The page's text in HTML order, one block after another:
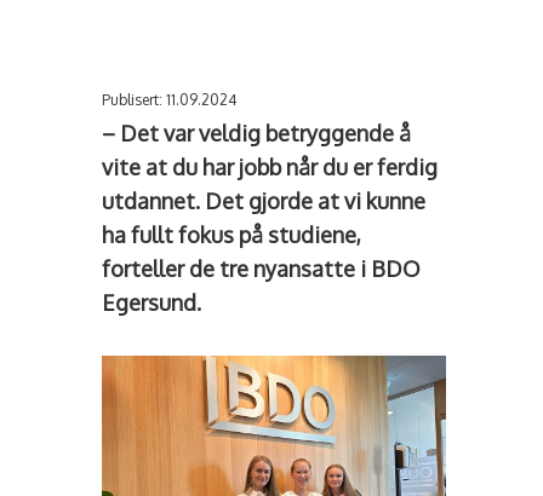
Publisert: 11.09.2024
– Det var veldig betryggende å
vite at du har jobb når du er ferdig
utdannet. Det gjorde at vi kunne
ha fullt fokus på studiene,
forteller de tre nyansatte i BDO
Egersund.